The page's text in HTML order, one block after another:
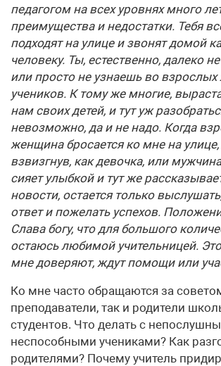
педагогом на всех уровнях много
преимущества и недостатки. Тебя
подходят на улице и звонят домой
человеку. Ты, естественно, далеко
или просто не узнаешь во
учеников. К тому же многие,
нам своих детей, и тут уж
невозможно, да и не надо. Когда
женщина бросается ко мне на
взвизгнув, как девочка, или
сияет улыбкой и тут же
новости, остается только
ответ и пожелать успехов.
Слава богу, что для большого
остаюсь любимой учительницей.
мне доверяют, ждут помощи или
Ко мне часто обращаются за
преподаватели, так и родители
студентов. Что делать с
неспособными учениками? Как
родителями? Почему учитель